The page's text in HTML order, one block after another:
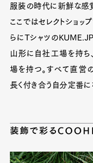
服装の時代に新鮮な感
ここではセレクトショッ
らにTシャツの
山形に自社工場を持
場を持つ。すべて直営
長く付き合う自分定番に
装飾で彩る